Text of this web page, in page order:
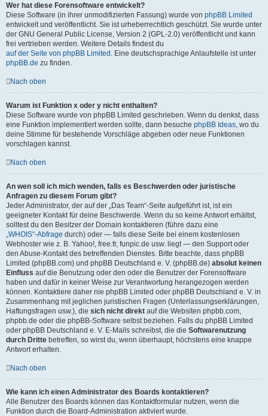
Wer hat diese Forensoftware entwickelt?
Diese Software (in ihrer unmodifizierten Fassung) wurde von phpBB Limited
entwickelt und veröffentlicht. Sie ist urheberrechtlich geschützt. Sie wurde unter
der GNU General Public License, Version 2 (GPL-2.0) veröffentlicht und kann
frei vertrieben werden. Weitere Details findest du
auf der Seite von phpBB Limited . Eine deutschsprachige Anlaufstelle ist unter
phpBB.de zu finden.
Nach oben
Warum ist Funktion x oder y nicht enthalten?
Diese Software wurde von phpBB Limited geschrieben. Wenn du denkst, dass
eine Funktion implementiert werden sollte, dann besuche phpBB Ideas , wo du
deine Stimme für bestehende Vorschläge abgeben oder neue Funktionen
vorschlagen kannst.
Nach oben
An wen soll ich mich wenden, falls es Beschwerden oder juristische
Anfragen zu diesem Forum gibt?
Jeder Administrator, der auf der „Das Team“-Seite aufgeführt ist, ist ein
geeigneter Kontakt für deine Beschwerde. Wenn du so keine Antwort erhältst,
solltest du den Besitzer der Domain kontaktieren (führe dazu eine
„WHOIS“-Abfrage durch) oder — falls diese Seite bei einem kostenlosen
Webhoster wie z. B. Yahoo!, free.fr, funpic.de usw. liegt — den Support oder
den Abuse-Kontakt des betreffenden Dienstes. Bitte beachte, dass phpBB
Limited (phpBB.com) und phpBB Deutschland e. V. (phpBB.de) absolut keinen
Einfluss auf die Benutzung oder den oder die Benutzer der Forensoftware
haben und dafür in keiner Weise zur Verantwortung herangezogen werden
können. Kontaktiere daher nie phpBB Limited oder phpBB Deutschland e. V. in
Zusammenhang mit jeglichen juristischen Fragen (Unterlassungserklärungen,
Haftungsfragen usw.), die sich nicht direkt auf die Websiten phpbb.com,
phpbb.de oder die phpBB-Software selbst beziehen. Falls du phpBB Limited
oder phpBB Deutschland e. V. E-Mails schreibst, die die Softwarenutzung
durch Dritte betreffen, so wirst du, wenn überhaupt, höchstens eine knappe
Antwort erhalten.
Nach oben
Wie kann ich einen Administrator des Boards kontaktieren?
Alle Benutzer des Boards können das Kontaktformular nutzen, wenn die
Funktion durch die Board-Administration aktiviert wurde.